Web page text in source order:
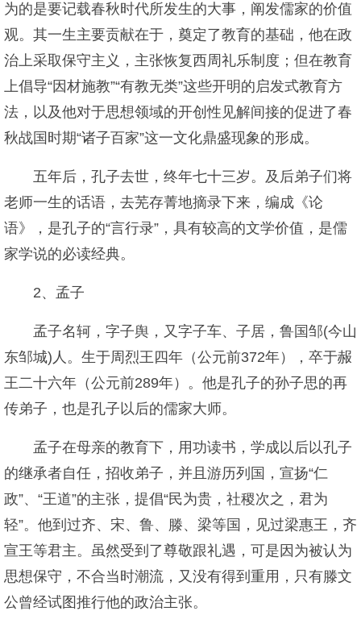
为的是要记载春秋时代所发生的大事，阐发儒家的价值
观。其一生主要贡献在于，奠定了教育的基础，他在政
治上采取保守主义，主张恢复西周礼乐制度；但在教育
上倡导“因材施教”“有教无类”这些开明的启发式教育方
法，以及他对于思想领域的开创性见解间接的促进了春
秋战国时期“诸子百家”这一文化鼎盛现象的形成。
五年后，孔子去世，终年七十三岁。及后弟子们将
老师一生的话语，去芜存菁地摘录下来，编成《论
语》，是孔子的“言行录”，具有较高的文学价值，是儒
家学说的必读经典。
2、孟子
孟子名轲，字子舆，又字子车、子居，鲁国邹(今山
东邹城)人。生于周烈王四年（公元前372年），卒于赧
王二十六年（公元前289年）。他是孔子的孙子思的再
传弟子，也是孔子以后的儒家大师。
孟子在母亲的教育下，用功读书，学成以后以孔子
的继承者自任，招收弟子，并且游历列国，宣扬“仁
政”、“王道”的主张，提倡“民为贵，社稷次之，君为
轻”。他到过齐、宋、鲁、滕、梁等国，见过梁惠王，齐
宣王等君主。虽然受到了尊敬跟礼遇，可是因为被认为
思想保守，不合当时潮流，又没有得到重用，只有滕文
公曾经试图推行他的政治主张。